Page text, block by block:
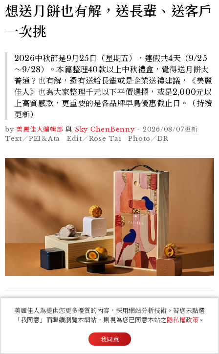
想送月餅也有解，送長輩、送客戶
一次挑
2026中秋節是9月25日（星期五），連假共4天（9/25
～9/28）。本篇整理40款以上中秋禮盒，覺得送月餅太
普通？也有解，還有送給長輩或是企業送禮建議，《美麗
佳人》也為大家整理千元以下平價選擇，或是2,000元以
上高質感款，更重要的是各品牌早鳥優惠截止日。（持續
更新）
by 美麗佳人編輯部 與 Sky ChenBenny- 2026/08/07更新
Text／PEI＆Ata Edit／Rose Tai Photo／DR
2026中秋禮盒推薦
美麗佳人為提供您更多優質的內容，採用網站分析技術。若您未點選
「我同意」而繼續瀏覽本網站，則視為您已同意本站之隱私權政策 。
我同意